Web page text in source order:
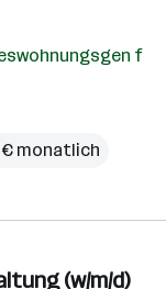
f
€ monatlich
(w/m/d)